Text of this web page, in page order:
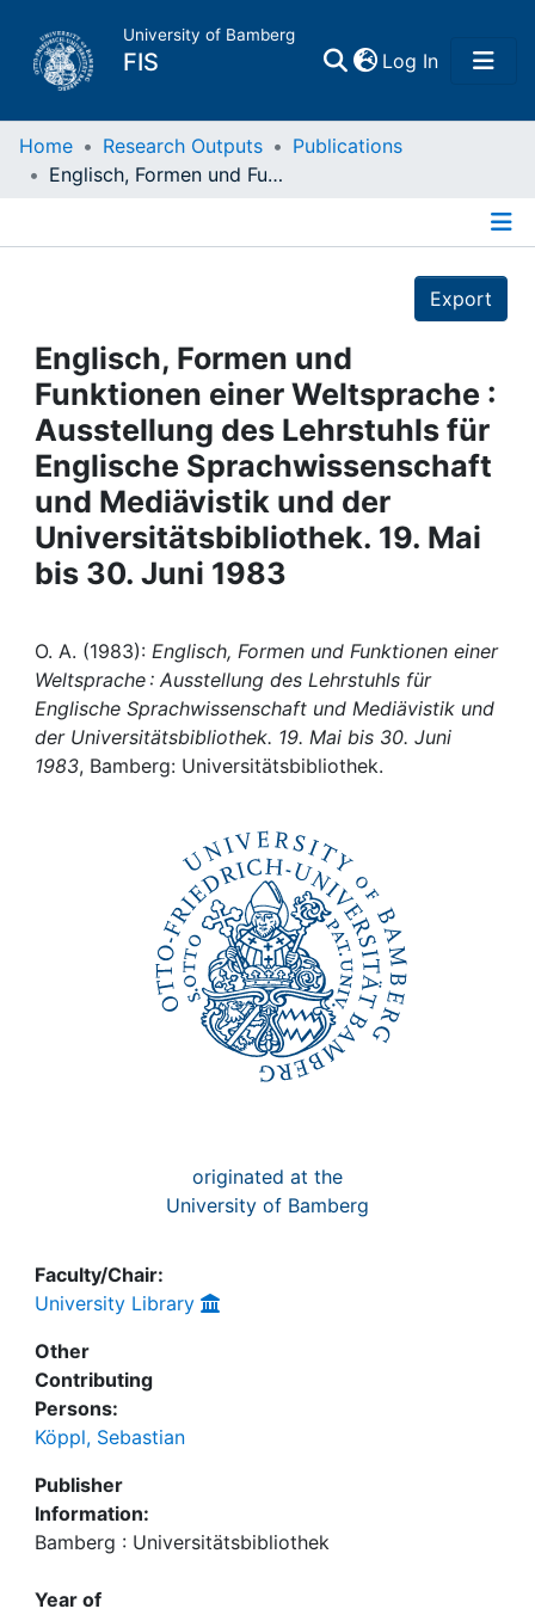
University of Bamberg
FIS Log In(current)
Home
Projects
People
Institutions
Awards
Help
Home Research Outputs
Publications
Englisch, Formen und Funktionen einer Weltsprache : Ausstellung des Lehrstuhls für Englische Sprachwissenschaft und Mediävistik und der Universitätsbibliothek. 19. Mai bis 30. Juni 1983
Export
Englisch, Formen und
Funktionen einer Weltsprache :
Ausstellung des Lehrstuhls für
Englische Sprachwissenschaft
und Mediävistik und der
Universitätsbibliothek. 19. Mai
bis 30. Juni 1983
O. A. (1983): Englisch, Formen und Funktionen einer
Weltsprache : Ausstellung des Lehrstuhls für
Englische Sprachwissenschaft und Mediävistik und
der Universitätsbibliothek. 19. Mai bis 30. Juni
1983, Bamberg: Universitätsbibliothek.
originated at the
University of Bamberg
Faculty/Chair:
University Library
Other
Contributing
Persons:
Köppl, Sebastian
Publisher
Information:
Bamberg : Universitätsbibliothek
Year of